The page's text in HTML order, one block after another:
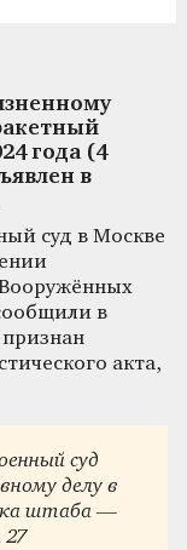
года (4
в
суд в Москве
в
акта,
суд
делу в
штаба —
27